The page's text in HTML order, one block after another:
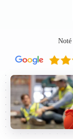
Noté